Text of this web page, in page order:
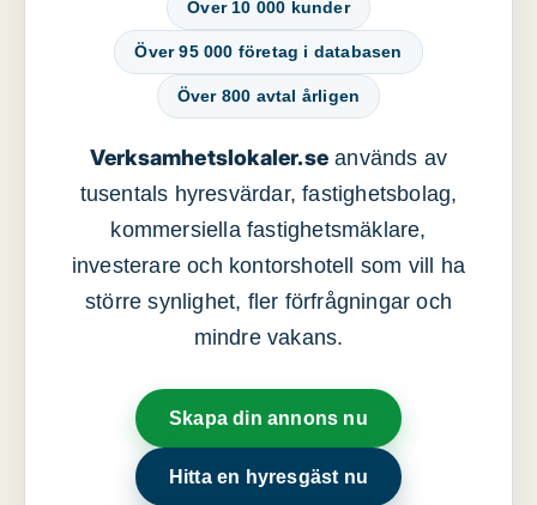
Över 10 000 kunder
Över 95 000 företag i databasen
Över 800 avtal årligen
Verksamhetslokaler.se används av
tusentals hyresvärdar, fastighetsbolag,
kommersiella fastighetsmäklare,
investerare och kontorshotell som vill ha
större synlighet, fler förfrågningar och
mindre vakans.
Skapa din annons nu
Hitta en hyresgäst nu